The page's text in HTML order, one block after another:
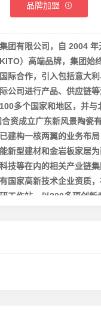
品牌加盟
团有限公司，自 2004 年
）高端品牌，集团始
际合作，引入包括意大
公司进行产品、供应链
多个国家和地区，并与
资成立广东新风景陶瓷
建构一核两翼的业务布
新型建材和金岩板家居
技等在内的相关产业链集
国家高新技术企业资质
工作站，以300多项创新
材评价三星级”认证。